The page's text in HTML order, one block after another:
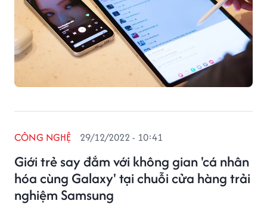
Giới trẻ say đắm với không gian 'cá nhân
hóa cùng Galaxy' tại chuỗi cửa hàng trải
nghiệm Samsung
CÔNG NGHỆ 29/12/2022 - 10:41